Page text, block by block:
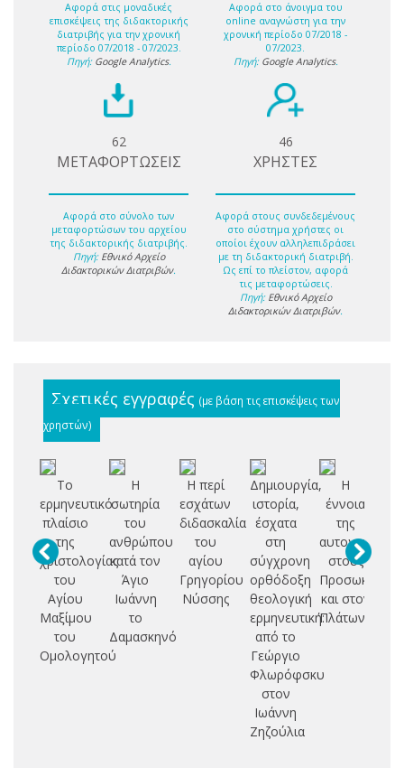
Αφορά στις μοναδικές
επισκέψεις της διδακτορικής
διατριβής για την χρονική
περίοδο 07/2018 - 07/2023.
Πηγή: Google Analytics.
Αφορά στο άνοιγμα του
online αναγνώστη για την
χρονική περίοδο 07/2018 -
07/2023.
Πηγή: Google Analytics.
62
ΜΕΤΑΦΟΡΤΩΣΕΙΣ
Αφορά στο σύνολο των
μεταφορτώσων του αρχείου
της διδακτορικής διατριβής.
Πηγή: Εθνικό Αρχείο
Διδακτορικών Διατριβών.
46
ΧΡΗΣΤΕΣ
Αφορά στους συνδεδεμένους
στο σύστημα χρήστες οι
οποίοι έχουν αλληλεπιδράσει
με τη διδακτορική διατριβή.
Ως επί το πλείστον, αφορά
τις μεταφορτώσεις.
Πηγή: Εθνικό Αρχείο
Διδακτορικών Διατριβών.
Σχετικές εγγραφές (με βάση τις επισκέψεις των
χρηστών)
Το
ερμηνευτικό
πλαίσιο
της
χριστολογίας
του
Αγίου
Μαξίμου
του
Ομολογητού
Η
σωτηρία
του
ανθρώπου
κατά τον
Άγιο
Ιωάννη
το
Δαμασκηνό
Η περί
εσχάτων
διδασκαλία
του
αγίου
Γρηγορίου
Νύσσης
Δημιουργία,
ιστορία,
έσχατα
στη
σύγχρονη
ορθόδοξη
θεολογική
ερμηνευτική:
από το
Γεώργιο
Φλωρόφσκυ
στον
Ιωάννη
Ζηζούλια
Η
έννοια
της
αυτογνωσίας
στους
και στον
Πλάτωνα